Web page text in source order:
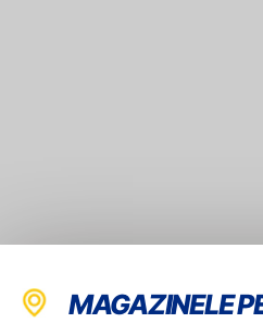
MAGAZINELE